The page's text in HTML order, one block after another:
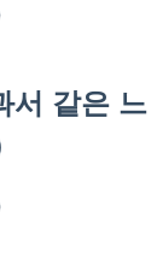
서 같은 느